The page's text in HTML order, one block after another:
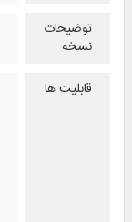
توضیحات
نسخه
قابلیت ها